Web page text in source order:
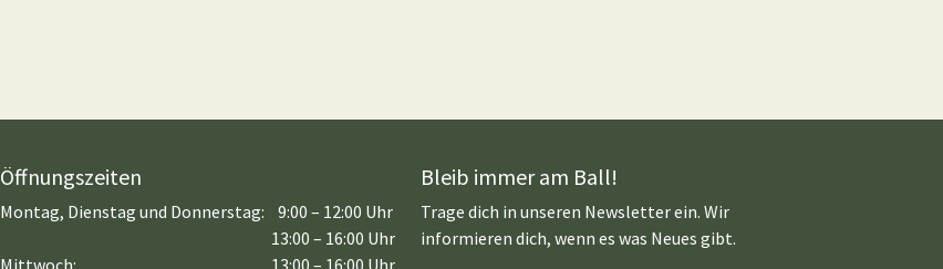
Öffnungszeiten
Montag, Dienstag und Donnerstag:
9:00 – 12:00 Uhr
13:00 – 16:00 Uhr
Bleib immer am Ball!
Trage dich in unseren Newsletter ein. Wir
informieren dich, wenn es was Neues gibt.